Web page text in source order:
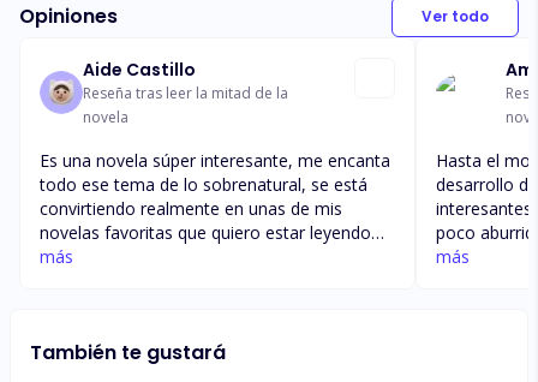
Opiniones Ver todo
Aide Castillo
Reseña tras leer la mitad de la
novela
Es una novela súper interesante, me encanta
todo ese tema de lo sobrenatural, se está
convirtiendo realmente en unas de mis
novelas favoritas que quiero estar leyendo
todo el día, el personaje de Carol es súper
de ellos para que pueda entender a su mate,
más
Hasta el
desarrollo
poco
dilatar los
más
También te gustará